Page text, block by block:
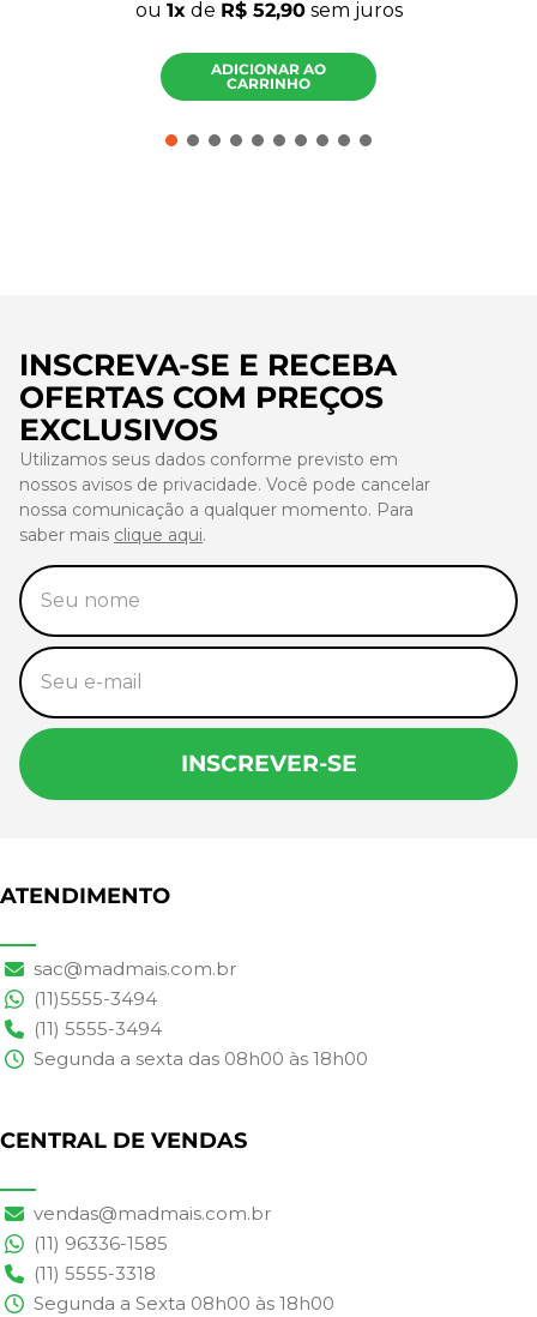
ou 1 de R$ 52,90sem juros
ADICIONAR AO
CARRINHO
INSCREVA-SE E RECEBA
OFERTAS COM PREÇOS
EXCLUSIVOS
Utilizamos seus dados conforme previsto em
nossos avisos de privacidade. Você pode cancelar
nossa comunicação a qualquer momento. Para
saber mais clique aqui.
INSCREVER-SE
ATENDIMENTO
sac@madmais.com.br
(11)5555-3494
(11) 5555-3494
Segunda a sexta das 08h00 às 18h00
CENTRAL DE VENDAS
vendas@madmais.com.br
(11) 96336-1585
(11) 5555-3318
Segunda a Sexta 08h00 às 18h00